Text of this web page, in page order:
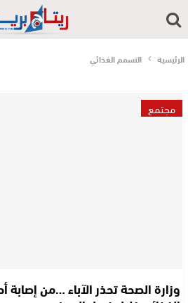
الرئيسية التسمم الغذائي
مجتمع
وزارة الصحة تحذر الآباء …من